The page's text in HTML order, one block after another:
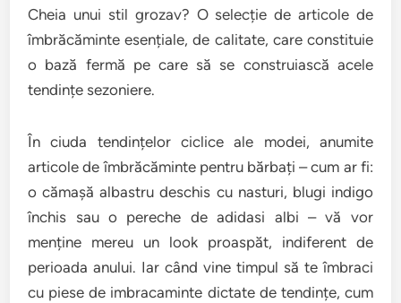
Cheia unui stil grozav? O selecție de articole de
îmbrăcăminte esențiale, de calitate, care constituie
o bază fermă pe care să se construiască acele
tendințe sezoniere.
În ciuda tendințelor ciclice ale modei, anumite
articole de îmbrăcăminte pentru bărbați – cum ar fi:
o cămașă albastru deschis cu nasturi, blugi indigo
închis sau o pereche de adidasi albi – vă vor
menține mereu un look proaspăt, indiferent de
perioada anului. Iar când vine timpul să te îmbraci
cu piese de imbracaminte dictate de tendințe, cum